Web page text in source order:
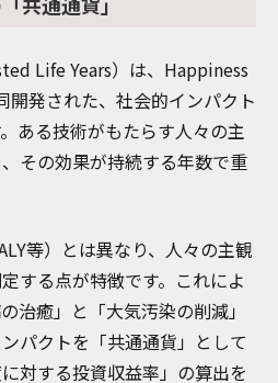
Life Years）は、Happiness
発された、社会的インパクト
ある技術がもたらす人々の主
その効果が持続する年数で重
等）とは異なり、人々の主観
する点が特徴です。これによ
治癒」と「大気汚染の削減」
パクトを「共通通貨」として
対する投資収益率」の算出を